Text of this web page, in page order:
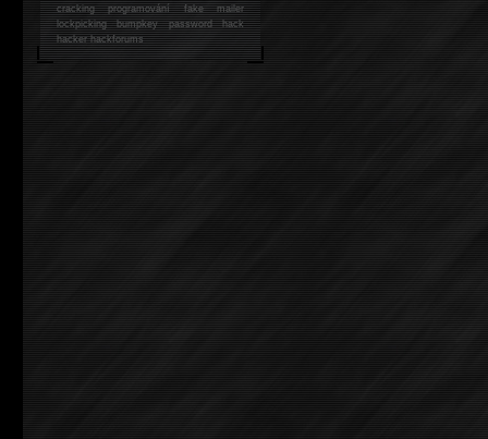
cracking programování fake mailer
lockpicking bumpkey password hack
hackerhackforums